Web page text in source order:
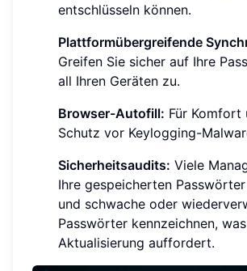
entschlüsseln können.
Plattformübergreifende
Greifen Sie sicher auf Ihre
all Ihren Geräten zu.
Browser-Autofill: Für Komfort
Schutz vor Keylogging-
Sicherheitsaudits: Viele
Ihre gespeicherten
und schwache oder
Passwörter kennzeichnen,
Aktualisierung auffordert.